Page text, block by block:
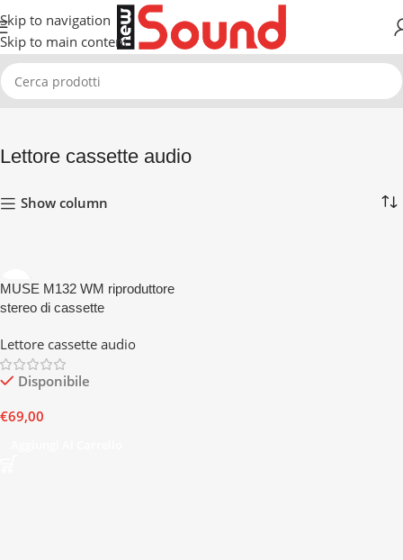
Skip to navigation
Skip to main content
Home Lettore cassette audio Visualizzazione del risultato
Lettore cassette audio
Show column
MUSE M132 WM riproduttore
stereo di cassette
Lettore cassette audio
Disponibile
€69,00